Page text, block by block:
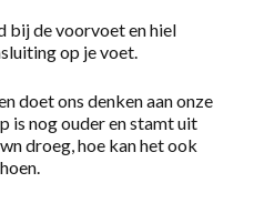
bij de voorvoet en hiel
op je voet.
doet ons denken aan onze
is nog ouder en stamt uit
droeg, hoe kan het ook